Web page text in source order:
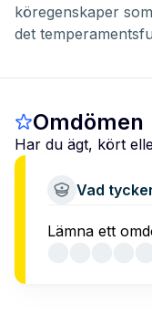
köregenskaper
det
Omdömen
Har du ägt, kört
Vad
Lämna ett